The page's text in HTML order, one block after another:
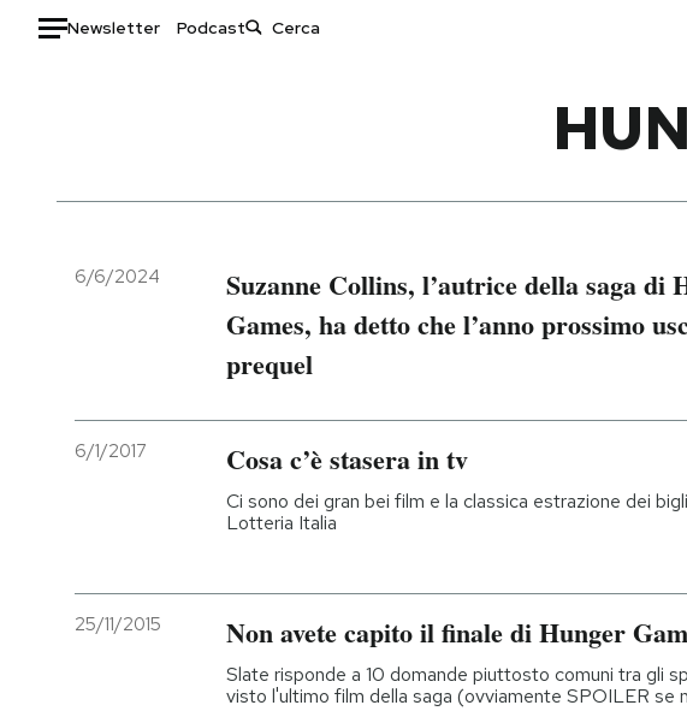
Newsletter Podcast
Italia
Politica
Economia
Moda
Ok Boomer!
Media
6/6/2024
Suzanne Collins, l’autrice della saga di
Games, ha detto che l’anno prossimo
prequel
6/1/2017 Cosa c’è stasera in tv
Ci sono dei gran bei film e la classica estrazione dei
Lotteria Italia
25/11/2015 Non avete capito il finale di Hunger
Slate risponde a 10 domande piuttosto comuni tra gli
visto l'ultimo film della saga (ovviamente SPOILER se